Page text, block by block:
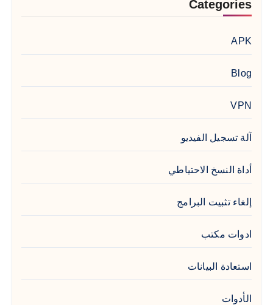
Categories
APK
Blog
VPN
آلة تسجيل الفيديو
أداة النسخ الاحتياطي
إلغاء تثبيت البرامج
ادوات مكتب
استعادة البيانات
الأدوات